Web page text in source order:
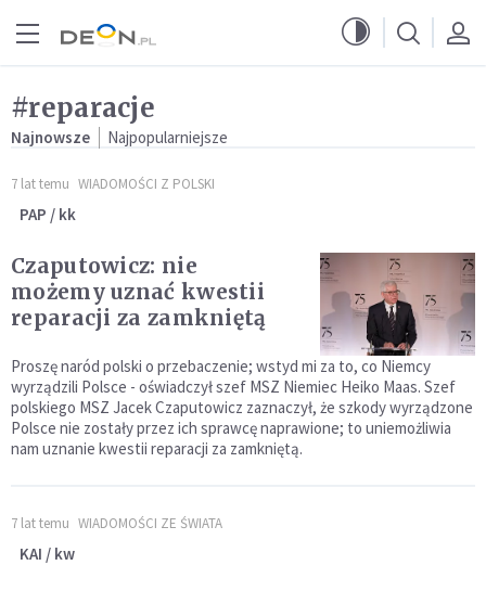
#reparacje
Najnowsze Najpopularniejsze
7 lat temu WIADOMOŚCI Z POLSKI
PAP / kk
Czaputowicz: nie
możemy uznać kwestii
reparacji za zamkniętą
Proszę naród polski o przebaczenie; wstyd mi za to, co Niemcy
wyrządzili Polsce - oświadczył szef MSZ Niemiec Heiko Maas. Szef
polskiego MSZ Jacek Czaputowicz zaznaczył, że szkody wyrządzone
Polsce nie zostały przez ich sprawcę naprawione; to uniemożliwia
nam uznanie kwestii reparacji za zamkniętą.
7 lat temu WIADOMOŚCI ZE ŚWIATA
KAI / kw